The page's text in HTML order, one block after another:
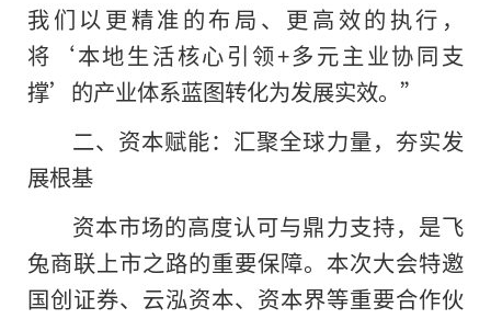
我们以更精准的布局、更高效的执行，
将‘本地生活核心引领+多元主业协同支
撑’的产业体系蓝图转化为发展实效。”
二、资本赋能：汇聚全球力量，夯实发
展根基
资本市场的高度认可与鼎力支持，是飞
兔商联上市之路的重要保障。本次大会特邀
国创证券、云泓资本、资本界等重要合作伙